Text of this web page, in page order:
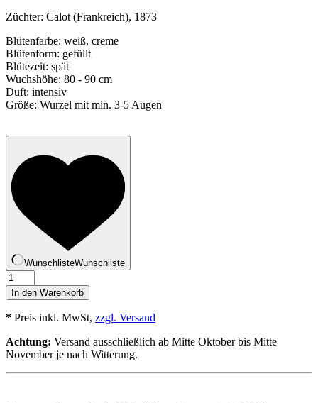
Züchter: Calot (Frankreich), 1873
Blütenfarbe: weiß, creme
Blütenform: gefüllt
Blütezeit: spät
Wuchshöhe: 80 - 90 cm
Duft: intensiv
Größe: Wurzel mit min. 3-5 Augen
WunschlisteWunschliste
Couronne
d'Or
Menge
In den Warenkorb
* Preis inkl. MwSt, zzgl. Versand
Achtung: Versand ausschließlich ab Mitte Oktober bis Mitte
November je nach Witterung.